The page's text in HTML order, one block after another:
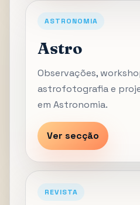
ASTRONOMIA
Astro
Observações,
astrofotografia e
em Astronomia.
Ver secção
REVISTA